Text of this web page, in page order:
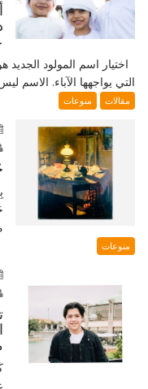
اختيار اسم المولود
التي يواجهها الآباء. الاسم
مقالات منوعات
منوعات